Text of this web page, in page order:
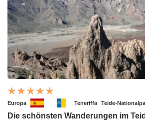
Europa Teneriffa Teide-
Die schönsten Wanderungen im